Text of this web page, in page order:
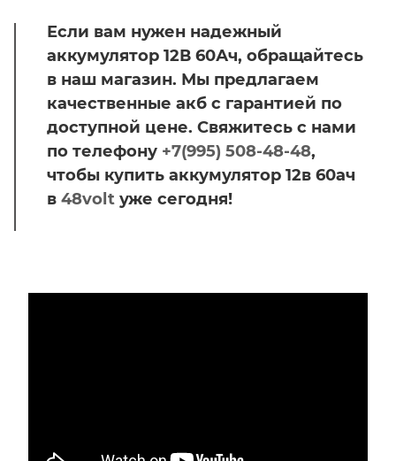
Если вам нужен надежный
аккумулятор 12В 60Ач, обращайтесь
в наш магазин. Мы предлагаем
качественные акб с гарантией по
доступной цене. Свяжитесь с нами
по телефону +7(995) 508-48-48,
чтобы купить аккумулятор 12в 60ач
в 48volt уже сегодня!